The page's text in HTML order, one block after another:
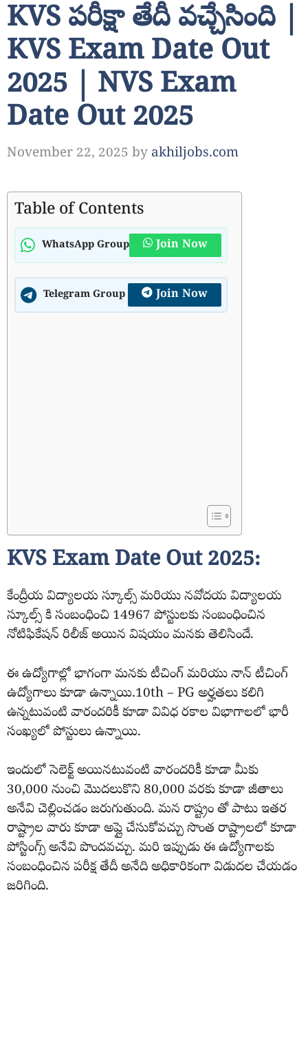
KVS పరీక్షా తేదీ వచ్చేసింది |
KVS Exam Date Out
2025 | NVS Exam
Date Out 2025
November 22, 2025 by akhiljobs.com
Table of Contents
WhatsApp Group Join Now
Telegram Group Join Now
KVS Exam Date Out 2025:
కేంద్రీయ విద్యాలయ స్కూల్స్ మరియు నవోదయ విద్యాలయ
స్కూల్స్ కి సంబంధించి 14967 పోస్టులకు సంబంధించిన
నోటిఫికేషన్ రిలీజ్ అయిన విషయం మనకు తెలిసిందే.
ఈ ఉద్యోగాల్లో భాగంగా మనకు టీచింగ్ మరియు నాన్ టీచింగ్
ఉద్యోగాలు కూడా ఉన్నాయి.10th – PG అర్హతలు కలిగి
ఉన్నటువంటి వారందరికీ కూడా వివిధ రకాల విభాగాలలో భారీ
సంఖ్యలో పోస్టులు ఉన్నాయి.
ఇందులో సెలెక్ట్ అయినటువంటి వారందరికీ కూడా మీకు
30,000 నుంచి మొదలుకొని 80,000 వరకు కూడా జీతాలు
అనేవి చెల్లించడం జరుగుతుంది. మన రాష్ట్రం తో పాటు ఇతర
రాష్ట్రాల వారు కూడా అప్లై చేసుకోవచ్చు సొంత రాష్ట్రాలలో కూడా
పోస్టింగ్స్ అనేవి పొందవచ్చు. మరి ఇప్పుడు ఈ ఉద్యోగాలకు
సంబంధించిన పరీక్ష తేదీ అనేది అధికారికంగా విడుదల చేయడం
జరిగింది.